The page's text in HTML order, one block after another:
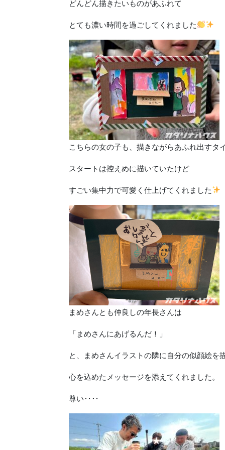
どんどん描きたいものがあふれて
とても濃い時間を過ごしてくれました
こちらの女の子も、描きながらあふれ出すタ
スタートは控えめに描いていたけど
すごい集中力で可愛く仕上げてくれました
まめさんとも仲良しの年長さんは
「まめさんにあげるんだ！」
と、まめさんイラストの隣に自分の似顔絵を
心を込めたメッセージを添えてくれました。
尊い‥‥